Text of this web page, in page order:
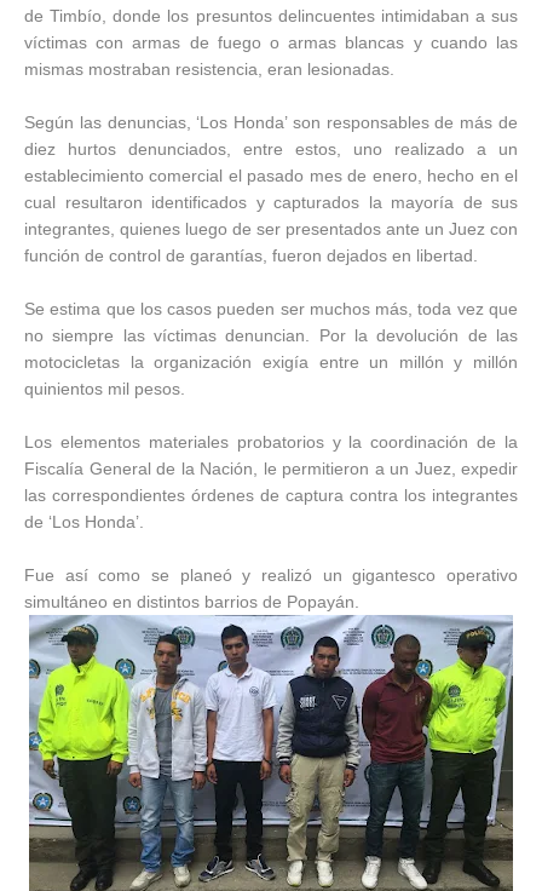
de Timbío, donde los presuntos delincuentes intimidaban a sus
víctimas con armas de fuego o armas blancas y cuando las
mismas mostraban resistencia, eran lesionadas.
Según las denuncias, ‘Los Honda’ son responsables de más de
diez hurtos denunciados, entre estos, uno realizado a un
establecimiento comercial el pasado mes de enero, hecho en el
cual resultaron identificados y capturados la mayoría de sus
integrantes, quienes luego de ser presentados ante un Juez con
función de control de garantías, fueron dejados en libertad.
Se estima que los casos pueden ser muchos más, toda vez que
no siempre las víctimas denuncian. Por la devolución de las
motocicletas la organización exigía entre un millón y millón
quinientos mil pesos.
Los elementos materiales probatorios y la coordinación de la
Fiscalía General de la Nación, le permitieron a un Juez, expedir
las correspondientes órdenes de captura contra los integrantes
de ‘Los Honda’.
Fue así como se planeó y realizó un gigantesco operativo
simultáneo en distintos barrios de Popayán.